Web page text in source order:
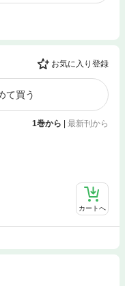
お気に入り登録
て買う
1巻から | 最新刊から
カートへ